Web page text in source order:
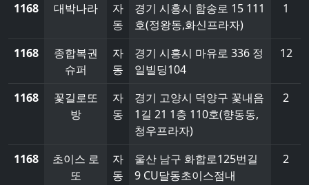
1168 대박나라
자
동
경기 시흥시 함송로 15 111
호(정왕동,화신프라자)
1
1168
종합복권
슈퍼
자
동
경기 시흥시 마유로 336 정
일빌딩104
12
1168
꽃길로또
방
자
동
경기 고양시 덕양구 꽃내음
1길 21 1층 110호(향동동,
청우프라자)
2
1168
초이스 로
또
자
동
울산 남구 화합로125번길
9 CU달동초이스점내
2